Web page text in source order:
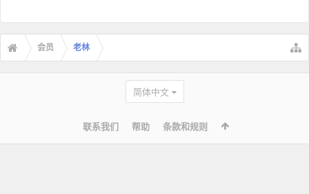
会员 老林
简体中文
联系我们 帮助 条款和规则